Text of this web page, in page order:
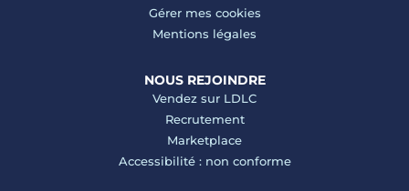
Gérer mes cookies
Mentions légales
NOUS REJOINDRE
Vendez sur LDLC
Recrutement
Marketplace
Accessibilité : non conforme